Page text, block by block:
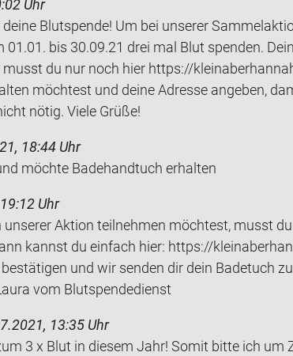
Uhr
Blutspende! Um bei unserer
bis 30.09.21 drei mal Blut spenden.
du nur noch hier https://
möchtest und deine Adresse angeben,
nötig. Viele Grüße!
18:44 Uhr
möch­te Ba­de­hand­tuch er­hal­ten
Uhr
unserer Aktion teilnehmen möchtest, musst
kannst du einfach hier: https://
und wir senden dir dein Badetuch
vom Blutspendedienst
13:35 Uhr
3 x Blut in die­sem Jahr! Somit bitte ich um